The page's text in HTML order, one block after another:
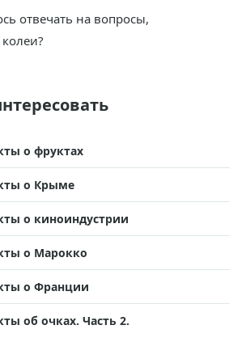
отвечать на вопросы,
о фруктах
о Крыме
о киноиндустрии
о Марокко
о Франции
об очках. Часть 2.